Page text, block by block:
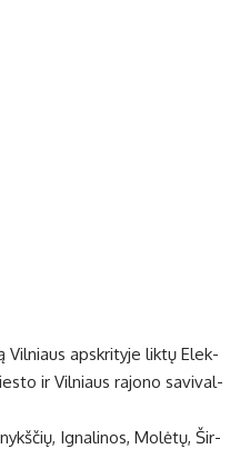
Vil­niaus ap­skri­ty­je lik­tų Elek­
ir Vil­niaus ra­jo­no sa­vi­val­
Ig­na­li­nos, Mo­lė­tų, Šir­